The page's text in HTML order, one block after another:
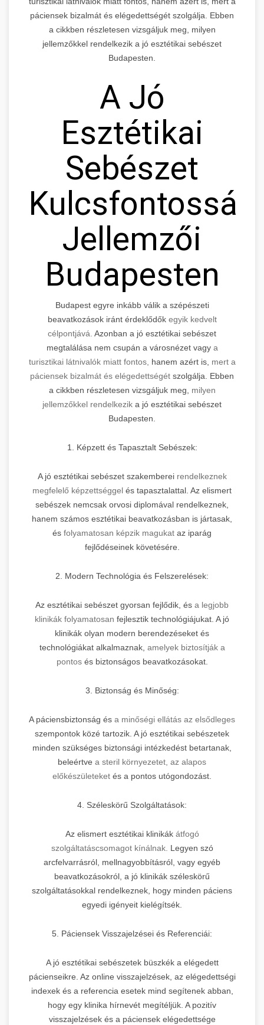
páciensek bizalmát és elégedettségét szolgálja. Ebben
a cikkben részletesen vizsgáljuk meg, milyen
jellemzőkkel rendelkezik a jó esztétikai sebészet
Budapesten.
A Jó
Esztétikai
Sebészet
Jellemzői
Budapesten
Budapest egyre inkább válik a szépészeti
beavatkozások iránt érdeklődők egyik kedvelt
célpontjává. Azonban a jó esztétikai sebészet
megtalálása nem csupán a városnézet vagy a
turisztikai látnivalók miatt fontos, hanem azért is, mert a
páciensek bizalmát és elégedettségét szolgálja. Ebben
a cikkben részletesen vizsgáljuk meg, milyen
jellemzőkkel rendelkezik a jó esztétikai sebészet
Budapesten.
1. Képzett és Tapasztalt Sebészek:
A jó esztétikai sebészet szakemberei rendelkeznek
megfelelő képzettséggel és tapasztalattal. Az elismert
sebészek nemcsak orvosi diplomával rendelkeznek,
hanem számos esztétikai beavatkozásban is jártasak,
és folyamatosan képzik magukat az iparág
fejlődéseinek követésére.
2. Modern Technológia és Felszerelések:
Az esztétikai sebészet gyorsan fejlődik, és a legjobb
klinikák folyamatosan fejlesztik technológiájukat. A jó
klinikák olyan modern berendezéseket és
technológiákat alkalmaznak, amelyek biztosítják a
pontosés biztonságos beavatkozásokat.
3. Biztonság és Minőség:
A páciensbiztonság és a minőségi ellátás az elsődleges
szempontok közé tartozik. A jó esztétikai sebészetek
minden szükséges biztonsági intézkedést betartanak,
beleértve a steril környezetet, az alapos
előkészületeket és a pontos utógondozást.
4. Széleskörű Szolgáltatások:
Az elismert esztétikai klinikákátfogó
szolgáltatáscsomagot kínálnak. Legyen szó
arcfelvarrásról, mellnagyobbításról, vagy egyéb
beavatkozásokról, a jó klinikák széleskörű
szolgáltatásokkal rendelkeznek, hogy minden páciens
egyedi igényeit kielégítsék.
5. Páciensek Visszajelzései és Referenciái:
A jó esztétikai sebészetek büszkék a elégedett
pácienseikre. Az online visszajelzések, az elégedettségi
indexek és a referencia esetek mind segítenek abban,
hogy egy klinika hírnevét megítéljük. A pozitív
visszajelzések és a páciensek elégedettsége